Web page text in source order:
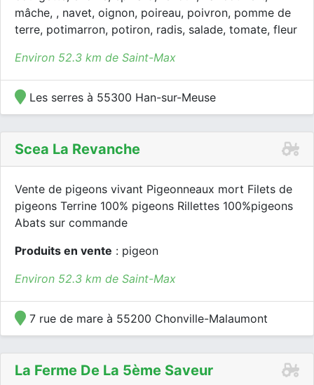
mâche, , navet, oignon, poireau, poivron, pomme de
terre, potimarron, potiron, radis, salade, tomate, fleur
Environ 52.3 km de Saint-Max
Les serres à 55300 Han-sur-Meuse
Scea La Revanche
Vente de pigeons vivant Pigeonneaux mort Filets de
pigeons Terrine 100% pigeons Rillettes 100%pigeons
Abats sur commande
Produits en vente : pigeon
Environ 52.3 km de Saint-Max
7 rue de mare à 55200 Chonville-Malaumont
La Ferme De La 5ème Saveur